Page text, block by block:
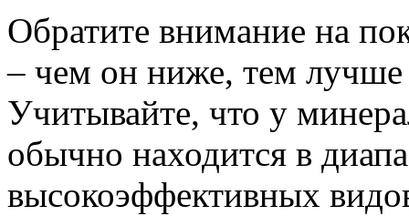
Обратите внимание на
– чем он ниже, тем лучше
Учитывайте, что у
обычно находится в
высокоэффективных